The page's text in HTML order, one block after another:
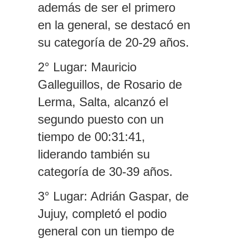
además de ser el primero
en la general, se destacó en
su categoría de 20-29 años.
2° Lugar: Mauricio
Galleguillos, de Rosario de
Lerma, Salta, alcanzó el
segundo puesto con un
tiempo de 00:31:41,
liderando también su
categoría de 30-39 años.
3° Lugar: Adrián Gaspar, de
Jujuy, completó el podio
general con un tiempo de